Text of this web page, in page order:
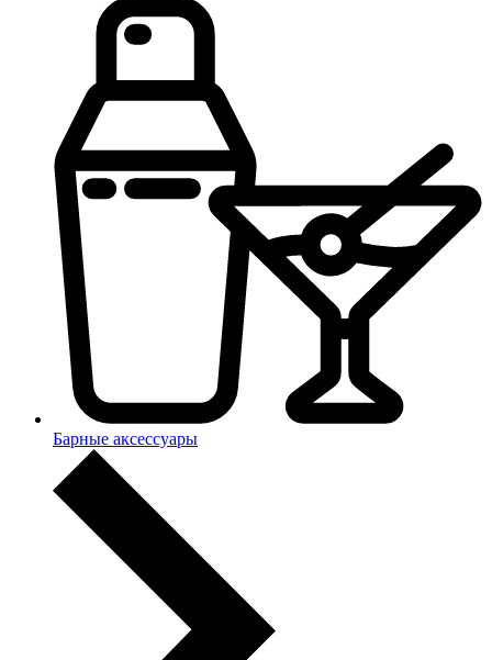
Барные аксессуары